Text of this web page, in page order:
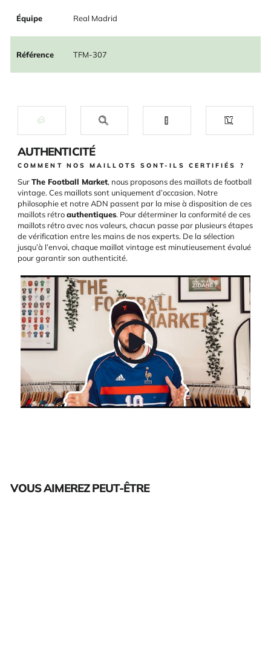
Équipe Real Madrid
Référence TFM-307
AUTHENTICITÉ
COMMENT NOS MAILLOTS SONT-ILS CERTIFIÉS ?
SurThe Football Market, nous proposons des maillots de football
vintage. Ces maillots sont uniquement d’occasion. Notre
philosophie et notre ADN passent par la mise à disposition de ces
maillots rétroauthentiques. Pour déterminer la conformité de ces
maillots rétro avec nos valeurs, chacun passe par plusieurs étapes
de vérification entre les mains de nos experts. De la sélection
jusqu’à l’envoi, chaque maillot vintage est minutieusement évalué
pour garantir son authenticité.
VOUS AIMEREZ PEUT-ÊTRE